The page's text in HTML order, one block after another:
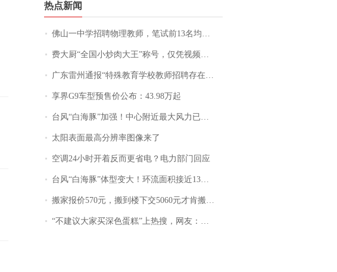
热点新闻
佛山一中学招聘物理教师，笔试前13名均遭淘汰？教育局：已叫停招聘，成立调查组全面核查
费大厨“全国小炒肉大王”称号，仅凭视频评出？中国烹饪协会回应
广东雷州通报“特殊教育学校教师招聘存在违规行为”：已启动问责程序 副校长被停职
享界G9车型预售价公布：43.98万起
台风“白海豚”加强！中心附近最大风力已达15级 最新研判
太阳表面最高分辨率图像来了
空调24小时开着反而更省电？电力部门回应
台风“白海豚”体型变大！环流面积接近13个浙江那么大
搬家报价570元，搬到楼下交5060元才肯搬上楼！女子傻眼了……
“不建议大家买深色蛋糕”上热搜，网友：天塌了！